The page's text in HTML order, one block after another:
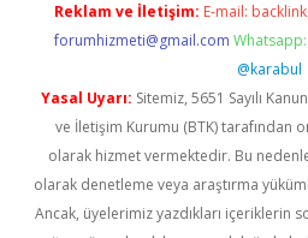
Reklam ve İletişim: E-mail:
forumhizmeti@gmail.com
@karabul
Yasal Uyarı: Sitemiz, 5651 Sayılı
ve İletişim Kurumu (BTK) tarafından
olarak hizmet vermektedir. Bu
olarak denetleme veya araştırma
Ancak, üyelerimiz yazdıkları içeriklerin